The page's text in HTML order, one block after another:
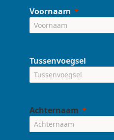
Voornaam
Tussenvoegsel
Achternaam